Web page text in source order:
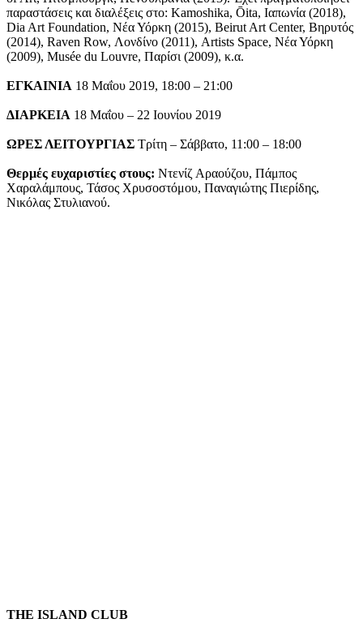
παραστάσεις και διαλέξεις στο: Kamoshika, Ōita, Ιαπωνία (2018),
Dia Art Foundation, Νέα Υόρκη (2015), Beirut Art Center, Βηρυτός
(2014), Raven Row, Λονδίνο (2011), Artists Space, Νέα Υόρκη
(2009), Musée du Louvre, Παρίσι (2009), κ.α.
ΕΓΚΑΙΝΙΑ 18 Μαΐου 2019, 18:00 – 21:00
ΔΙΑΡΚΕΙΑ 18 Μαΐου – 22 Ιουνίου 2019
ΩΡΕΣ ΛΕΙΤΟΥΡΓΙΑΣ Τρίτη – Σάββατο, 11:00 – 18:00
Θερμές ευχαριστίες στους: Ντενίζ Αραούζου, Πάμπος
Χαραλάμπους, Τάσος Χρυσοστόμου, Παναγιώτης Πιερίδης,
Νικόλας Στυλιανού.
THE ISLAND CLUB